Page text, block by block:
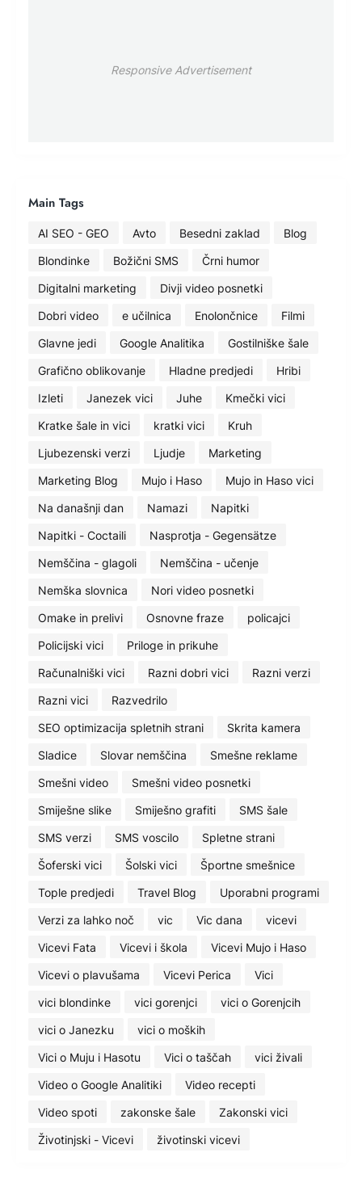
Responsive Advertisement
Main Tags
AI SEO - GEO Avto Besedni zaklad
Blog
Blondinke
Božični SMS
Črni humor
Digitalni marketing
Divji video posnetki
Dobri video
e učilnica Enolončnice
Filmi
Glavne jedi
Google Analitika
Gostilniške šale
Grafično oblikovanje
Hladne predjedi
Hribi
Izleti
Janezek vici Juhe
Kmečki vici
Kratke šale in vici
kratki vici
Kruh
Ljubezenski verzi
Ljudje
Marketing
Marketing Blog
Mujo i Haso
Mujo in Haso vici
Na današnji dan
Namazi
Napitki
Napitki - Coctaili
Nasprotja - Gegensätze
Nemščina - glagoli
Nemščina - učenje
Nemška slovnica
Nori video posnetki
Omake in prelivi
Osnovne fraze
policajci
Policijski vici
Priloge in prikuhe
Računalniški vici
Razni dobri vici
Razni verzi
Razni vici
Razvedrilo
SEO optimizacija spletnih strani
Skrita kamera
Sladice
Slovar nemščina
Smešne reklame
Smešni video
Smešni video posnetki
Smiješne slike
Smiješno grafiti
SMS šale
SMS verzi
SMS voscilo
Spletne strani
Šoferski vici
Šolski vici
Športne smešnice
Tople predjedi
Travel Blog
Uporabni programi
Verzi za lahko noč
vic Vic dana
vicevi
Vicevi Fata
Vicevi i škola
Vicevi Mujo i Haso
Vicevi o plavušama
Vicevi Perica
Vici
vici blondinke
vici gorenjci
vici o Gorenjcih
vici o Janezku
vici o moških
Vici o Muju i Hasotu
Vici o taščah
vici živali
Video o Google Analitiki
Video recepti
Video spoti
zakonske šale
Zakonski vici
Životinjski - Vicevi
životinski vicevi